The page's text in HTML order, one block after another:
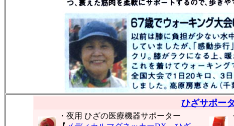
ひざサポー
・夜用 ひざの医療機器サポーター